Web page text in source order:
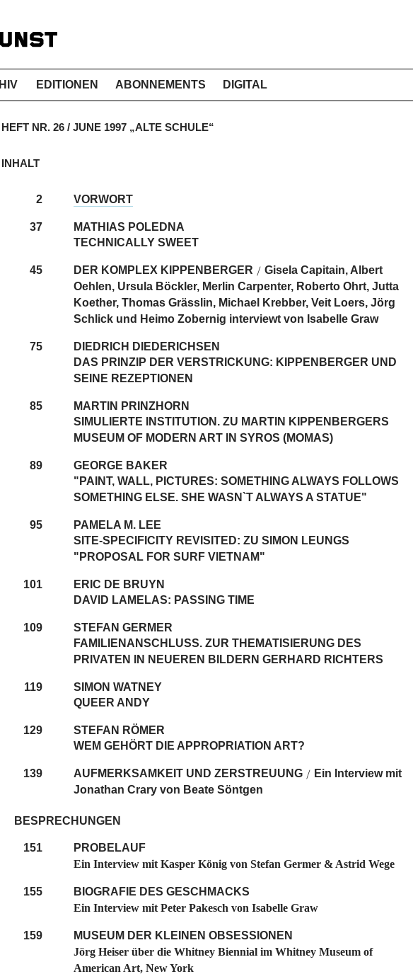
EDITIONEN ABONNEMENTS DIGITAL
HEFT NR. 26 / JUNE 1997 „ALTE SCHULE“
INHALT
2 VORWORT
37
MATHIAS POLEDNA
TECHNICALLY SWEET
45 DER KOMPLEX KIPPENBERGER / Gisela Capitain, Albert
Oehlen, Ursula Böckler, Merlin Carpenter, Roberto Ohrt, Jutta
Koether, Thomas Grässlin, Michael Krebber, Veit Loers, Jörg
Schlick und Heimo Zobernig interviewt von Isabelle Graw
75
DIEDRICH DIEDERICHSEN
DAS PRINZIP DER VERSTRICKUNG: KIPPENBERGER UND
SEINE REZEPTIONEN
85
MARTIN PRINZHORN
SIMULIERTE INSTITUTION. ZU MARTIN KIPPENBERGERS
MUSEUM OF MODERN ART IN SYROS (MOMAS)
89
GEORGE BAKER
"PAINT, WALL, PICTURES: SOMETHING ALWAYS FOLLOWS
SOMETHING ELSE. SHE WASN`T ALWAYS A STATUE"
95
PAMELA M. LEE
SITE-SPECIFICITY REVISITED: ZU SIMON LEUNGS
"PROPOSAL FOR SURF VIETNAM"
101
ERIC DE BRUYN
DAVID LAMELAS: PASSING TIME
109
STEFAN GERMER
FAMILIENANSCHLUSS. ZUR THEMATISIERUNG DES P
RIVATEN IN NEUEREN BILDERN GERHARD RICHTERS
119
SIMON WATNEY
QUEER ANDY
129
STEFAN RÖMER
WEM GEHÖRT DIE APPROPRIATION ART?
139 AUFMERKSAMKEIT UND ZERSTREUUNG/ Ein Interview mit
Jonathan Crary von Beate Söntgen
BESPRECHUNGEN
151
PROBELAUF
Ein Interview mit Kasper König von Stefan Germer & Astrid Wege
155
BIOGRAFIE DES GESCHMACKS
Ein Interview mit Peter Pakesch von Isabelle Graw
159
MUSEUM DER KLEINEN OBSESSIONEN
Jörg Heiser über die Whitney Biennial im Whitney Museum of
American Art, New York